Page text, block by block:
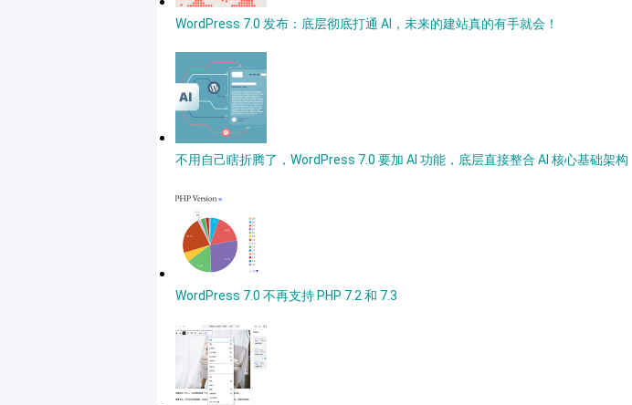
WordPress 7.0 发布：底层彻底打通 AI，未来的建站真的有手就会！
不用自己瞎折腾了，WordPress 7.0 要加 AI 功能，底层直接整合 AI 核心基础架构
WordPress 7.0 不再支持 PHP 7.2 和 7.3